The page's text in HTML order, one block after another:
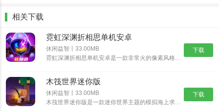
相关下载
下载
霓虹深渊折相思单机安卓
休闲益智丨33.00MB
霓虹深渊折相思单机安卓是一款非常火的像素风格动作冒险游戏，经典的像素风格，制作精湛的游戏场景，搭配出色的游戏音乐，为玩家带来身临其境的动作冒险体验，丰富精彩的游戏剧情，多样化的挑战任务，沉浸式体验......
下载
木筏世界迷你版
休闲益智丨33.00MB
木筏世界迷你版是一款迷你世界主题的模拟海上求生游戏，在木筏世界迷你版中可以从一块小木筏开始，收集资源，探索岛屿，发现大陆，结识伙伴，开启更精彩的迷你冒险之旅。沉浸式的探索玩法，带给你新鲜互动乐趣。......